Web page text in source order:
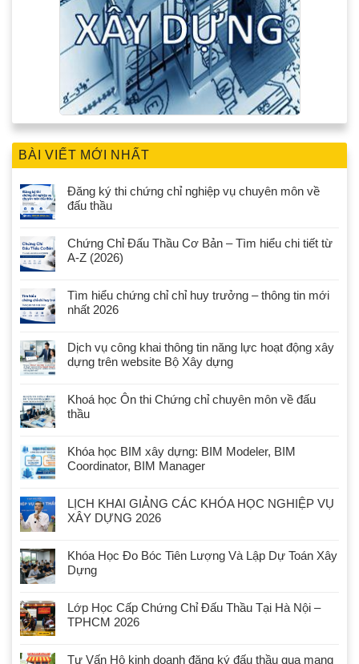
BÀI VIẾT MỚI NHẤT
Đăng ký thi chứng chỉ nghiệp vụ chuyên môn về
đấu thầu
Chứng Chỉ Đấu Thầu Cơ Bản – Tìm hiểu chi tiết từ
A-Z (2026)
Tìm hiểu chứng chỉ chỉ huy trưởng – thông tin mới
nhất 2026
Dịch vụ công khai thông tin năng lực hoạt động xây
dựng trên website Bộ Xây dựng
Khoá học Ôn thi Chứng chỉ chuyên môn về đấu
thầu
Khóa học BIM xây dựng: BIM Modeler, BIM
Coordinator, BIM Manager
LỊCH KHAI GIẢNG CÁC KHÓA HỌC NGHIỆP VỤ
XÂY DỰNG 2026
Khóa Học Đo Bóc Tiên Lượng Và Lập Dự Toán Xây
Dựng
Lớp Học Cấp Chứng Chỉ Đấu Thầu Tại Hà Nội –
TPHCM 2026
Tư Vấn Hộ kinh doanh đăng ký đấu thầu qua mạng